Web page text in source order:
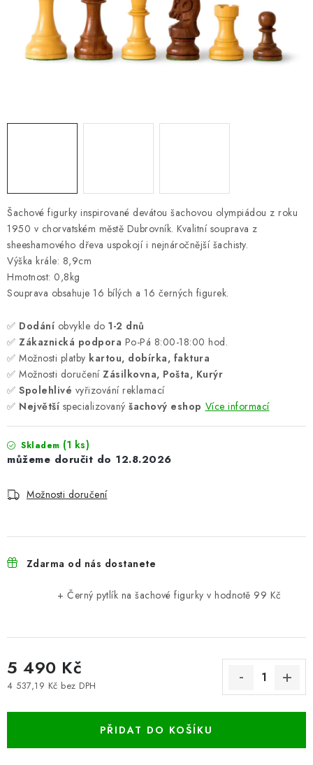
ŠACHOVÝ MERCH
Šachové figurky inspirované devátou šachovou olympiádou z roku
1950 v chorvatském městě Dubrovník. Kvalitní souprava z
sheeshamového dřeva uspokojí i nejnáročnější šachisty.
Výška krále: 8,9cm
Hmotnost: 0,8kg
Souprava obsahuje 16 bílých a 16 černých figurek.
✅ Dodání obvykle do 1-2 dnů
✅ Zákaznická podpora Po-Pá 8:00-18:00 hod.
✅ Možnosti platby kartou, dobírka, faktura
✅ Možnosti doručení Zásilkovna, Pošta, Kurýr
✅ Spolehlivé vyřizování reklamací
✅ Největší specializovaný šachový eshop Více informací
Skladem (1 ks)
12.8.2026
Možnosti doručení
Zdarma od nás dostanete
+ Černý pytlík na šachové figurky v hodnotě 99 Kč
5 490 Kč
4 537,19 Kč bez DPH
PŘIDAT DO KOŠÍKU